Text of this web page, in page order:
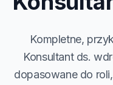
Kompletne,
Konsultant ds.
dopasowane do